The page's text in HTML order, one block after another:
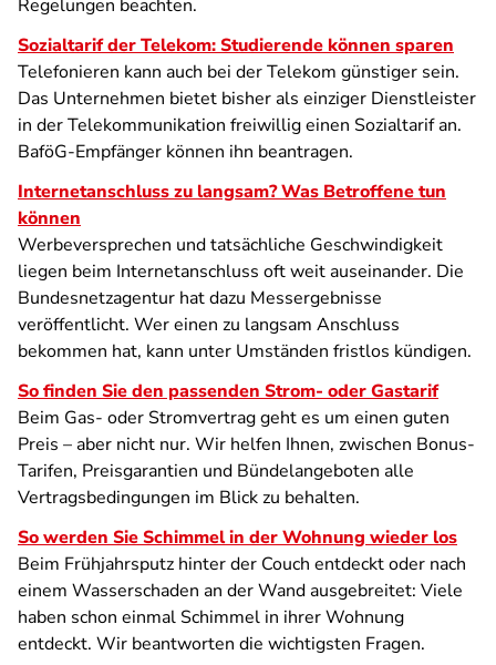
Regelungen beachten.
Sozialtarif der Telekom: Studierende können sparen
Telefonieren kann auch bei der Telekom günstiger sein.
Das Unternehmen bietet bisher als einziger Dienstleister
in der Telekommunikation freiwillig einen Sozialtarif an.
BaföG-Empfänger können ihn beantragen.
Internetanschluss zu langsam? Was Betroffene tun
können
Werbeversprechen und tatsächliche Geschwindigkeit
liegen beim Internetanschluss oft weit auseinander. Die
Bundesnetzagentur hat dazu Messergebnisse
veröffentlicht. Wer einen zu langsam Anschluss
bekommen hat, kann unter Umständen fristlos kündigen.
So finden Sie den passenden Strom- oder Gastarif
Beim Gas- oder Stromvertrag geht es um einen guten
Preis – aber nicht nur. Wir helfen Ihnen, zwischen Bonus-
Tarifen, Preisgarantien und Bündelangeboten alle
Vertragsbedingungen im Blick zu behalten.
So werden Sie Schimmel in der Wohnung wieder los
Beim Frühjahrsputz hinter der Couch entdeckt oder nach
einem Wasserschaden an der Wand ausgebreitet: Viele
haben schon einmal Schimmel in ihrer Wohnung
entdeckt. Wir beantworten die wichtigsten Fragen.